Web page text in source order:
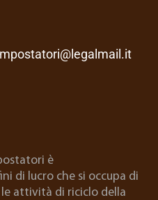
è
di lucro che si occupa di
attività di riciclo della